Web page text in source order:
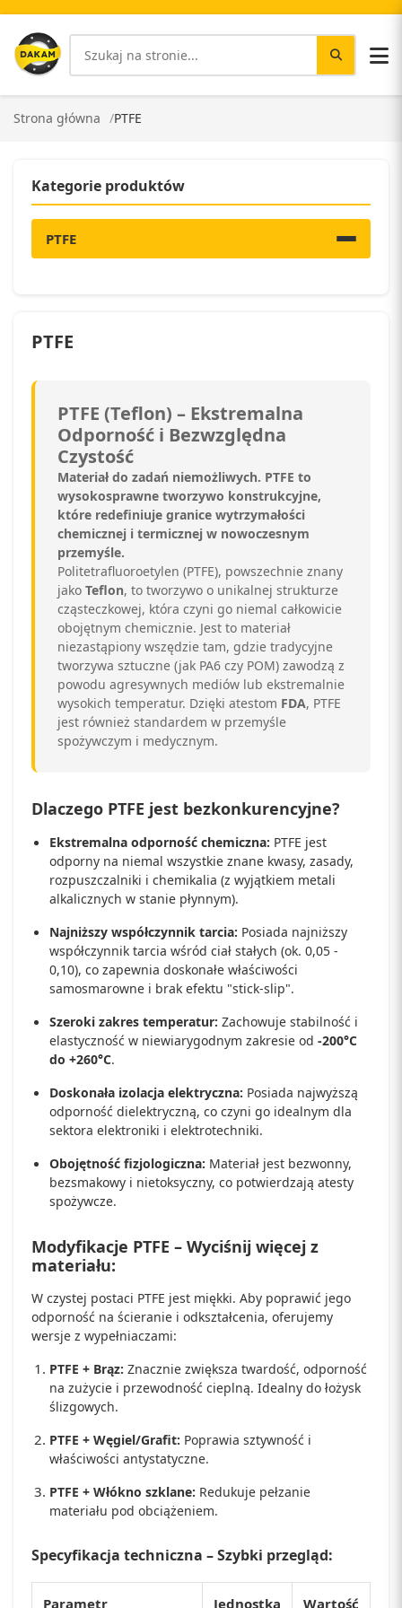
Strona główna PTFE
Kategorie produktów
PTFE
PTFE
PTFE (Teflon) – Ekstremalna
Odporność i Bezwzględna
Czystość
Materiał do zadań niemożliwych. PTFE to
wysokosprawne tworzywo konstrukcyjne,
które redefiniuje granice wytrzymałości
chemicznej i termicznej w nowoczesnym
przemyśle.
Politetrafluoroetylen (PTFE), powszechnie znany
jako Teflon, to tworzywo o unikalnej strukturze
cząsteczkowej, która czyni go niemal całkowicie
obojętnym chemicznie. Jest to materiał
niezastąpiony wszędzie tam, gdzie tradycyjne
tworzywa sztuczne (jak PA6 czy POM) zawodzą z
powodu agresywnych mediów lub ekstremalnie
wysokich temperatur. Dzięki atestom FDA, PTFE
jest również standardem w przemyśle
spożywczym i medycznym.
Dlaczego PTFE jest bezkonkurencyjne?
Ekstremalna odporność chemiczna: PTFE jest
odporny na niemal wszystkie znane kwasy, zasady,
rozpuszczalniki i chemikalia (z wyjątkiem metali
alkalicznych w stanie płynnym).
Najniższy współczynnik tarcia: Posiada najniższy
współczynnik tarcia wśród ciał stałych (ok. 0,05 -
0,10), co zapewnia doskonałe właściwości
samosmarowne i brak efektu "stick-slip".
Szeroki zakres temperatur: Zachowuje stabilność i
elastyczność w niewiarygodnym zakresie od -200°C
do +260°C.
Doskonała izolacja elektryczna: Posiada najwyższą
odporność dielektryczną, co czyni go idealnym dla
sektora elektroniki i elektrotechniki.
Obojętność fizjologiczna: Materiał jest bezwonny,
bezsmakowy i nietoksyczny, co potwierdzają atesty
spożywcze.
Modyfikacje PTFE – Wyciśnij więcej z
materiału:
W czystej postaci PTFE jest miękki. Aby poprawić jego
odporność na ścieranie i odkształcenia, oferujemy
wersje z wypełniaczami:
PTFE + Brąz: Znacznie zwiększa twardość, odporność
na zużycie i przewodność cieplną. Idealny do łożysk
ślizgowych.
PTFE + Węgiel/Grafit: Poprawia sztywność i
właściwości antystatyczne.
PTFE + Włókno szklane: Redukuje pełzanie
materiału pod obciążeniem.
Specyfikacja techniczna – Szybki przegląd:
Parametr Jednostka Wartość